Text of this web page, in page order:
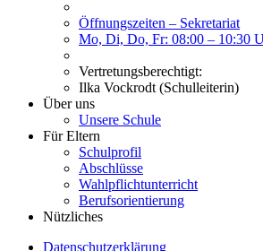
Öffnungszeiten – Sekretariat
Mo, Di, Do, Fr: 08:00 – 10:30
Vertretungsberechtigt:
Ilka Vockrodt (Schulleiterin)
Über uns
Unsere Schule
Für Eltern
Schulprofil
Abschlüsse
Wahlpflichtunterricht
Berufsorientierung
Nützliches
Datenschutzerklärung